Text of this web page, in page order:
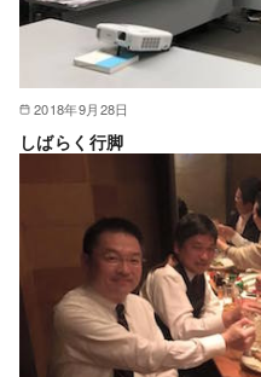
2018年9月28日
しばらく行脚